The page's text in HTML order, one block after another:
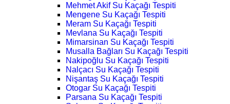
Mehmet Akif Su Kaçağı Tespiti
Mengene Su Kaçağı Tespiti
Meram Su Kaçağı Tespiti
Mevlana Su Kaçağı Tespiti
Mimarsinan Su Kaçağı Tespiti
Musalla Bağları Su Kaçağı Tespiti
Nakipoğlu Su Kaçağı Tespiti
Nalçacı Su Kaçağı Tespiti
Nişantaş Su Kaçağı Tespiti
Otogar Su Kaçağı Tespiti
Parsana Su Kaçağı Tespiti